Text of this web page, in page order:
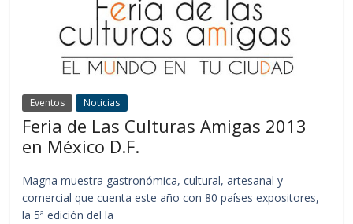
Eventos Noticias
Feria de Las Culturas Amigas 2013
en México D.F.
Magna muestra gastronómica, cultural, artesanal y
comercial que cuenta este año con 80 países expositores,
la 5ª edición del la